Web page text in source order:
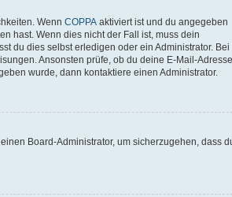
Wenn COPPA aktiviert ist und du angegeben
hast. Wenn dies nicht der Fall ist, muss dein
du dies selbst erledigen oder ein Administrator. Bei
Ansonsten prüfe, ob du deine E-Mail-Adresse
wurde, dann kontaktiere einen Administrator.
Board-Administrator, um sicherzugehen, dass